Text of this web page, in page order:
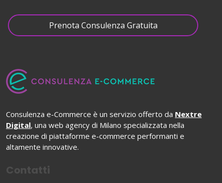
Prenota Consulenza Gratuita
Consulenza e-Commerce è un servizio offerto da Nextre
Digital, una web agency di Milano specializzata nella
creazione di piattaforme e-commerce performanti e
altamente innovative.
Contatti